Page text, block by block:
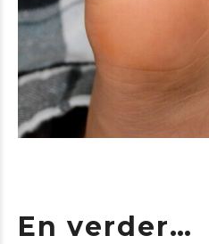
En verder…